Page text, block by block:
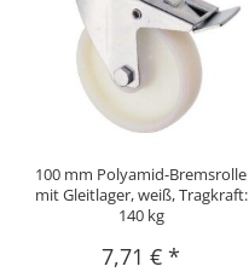
100 mm Polyamid-Bremsrolle
mit Gleitlager, weiß, Tragkraft:
140 kg
7,71 €*